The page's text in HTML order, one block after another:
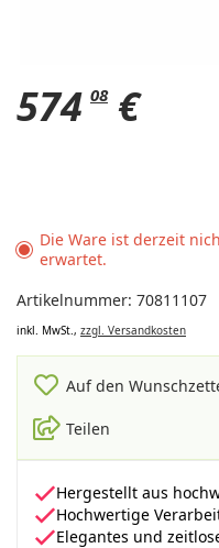
574 08 €
Die Ware ist derzeit
erwartet.
Artikelnummer: 70811107
inkl. MwSt., zzgl. Versandkosten
Auf den
Teilen
Hergestellt aus
Hochwertige
Elegantes und